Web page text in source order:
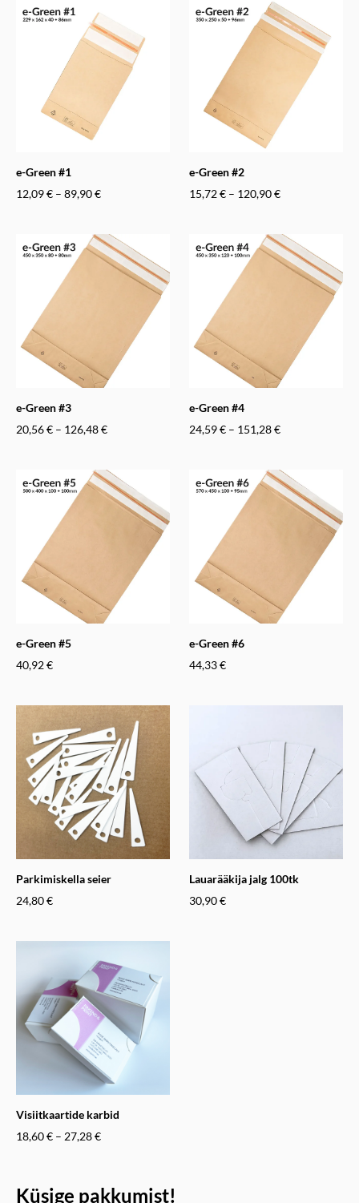
e-Green #1
12,09 € – 89,90 €
e-Green #2
15,72 € – 120,90 €
e-Green #3
20,56 € – 126,48 €
e-Green #4
24,59 € – 151,28 €
e-Green #5
40,92 €
e-Green #6
44,33 €
Parkimiskella seier
24,80 €
Lauarääkija jalg 100tk
30,90 €
Visiitkaartide karbid
18,60 € – 27,28 €
Küsige pakkumist!